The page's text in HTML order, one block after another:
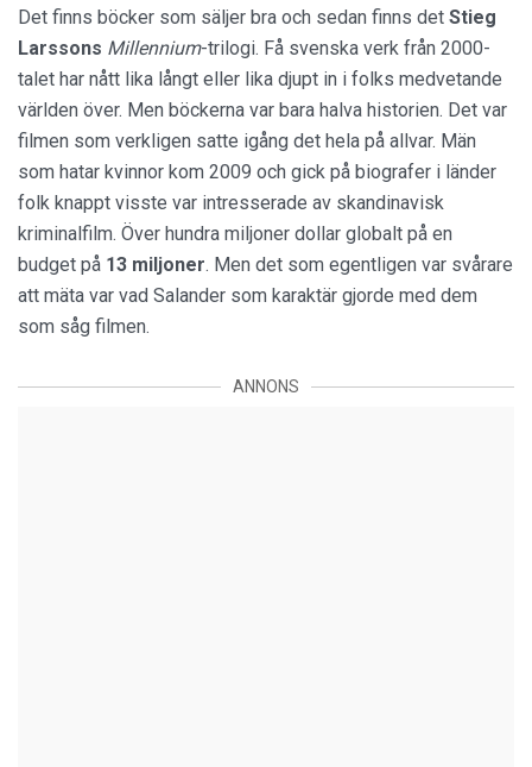
Det finns böcker som säljer bra och sedan finns det Stieg
Larssons Millennium-trilogi. Få svenska verk från 2000-
talet har nått lika långt eller lika djupt in i folks medvetande
världen över. Men böckerna var bara halva historien. Det var
filmen som verkligen satte igång det hela på allvar. Män
som hatar kvinnor kom 2009 och gick på biografer i länder
folk knappt visste var intresserade av skandinavisk
kriminalfilm. Över hundra miljoner dollar globalt på en
budget på 13 miljoner. Men det som egentligen var svårare
att mäta var vad Salander som karaktär gjorde med dem
som såg filmen.
ANNONS